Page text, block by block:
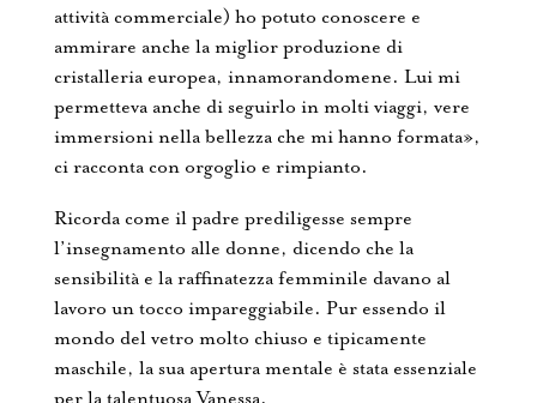
attività commerciale) ho potuto conoscere e
ammirare anche la miglior produzione di
cristalleria europea, innamorandomene. Lui mi
permetteva anche di seguirlo in molti viaggi, vere
immersioni nella bellezza che mi hanno formata»,
ci racconta con orgoglio e rimpianto.
Ricorda come il padre prediligesse sempre
l’insegnamento alle donne, dicendo che la
sensibilità e la raffinatezza femminile davano al
lavoro un tocco impareggiabile. Pur essendo il
mondo del vetro molto chiuso e tipicamente
maschile, la sua apertura mentale è stata essenziale
per la talentuosa Vanessa.